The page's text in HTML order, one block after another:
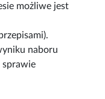
możliwe jest
naboru
sprawie